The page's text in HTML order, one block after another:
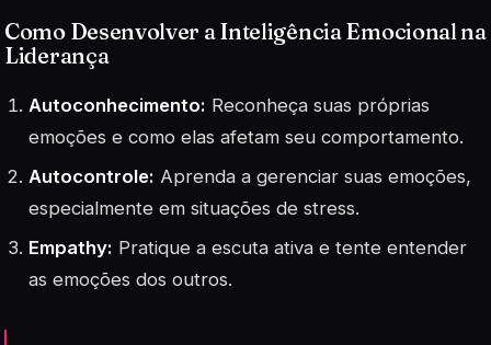
Como Desenvolver a Inteligência Emocional na
Liderança
Autoconhecimento: Reconheça suas próprias
emoções e como elas afetam seu comportamento.
Autocontrole: Aprenda a gerenciar suas emoções,
especialmente em situações de stress.
Empathy: Pratique a escuta ativa e tente entender
as emoções dos outros.